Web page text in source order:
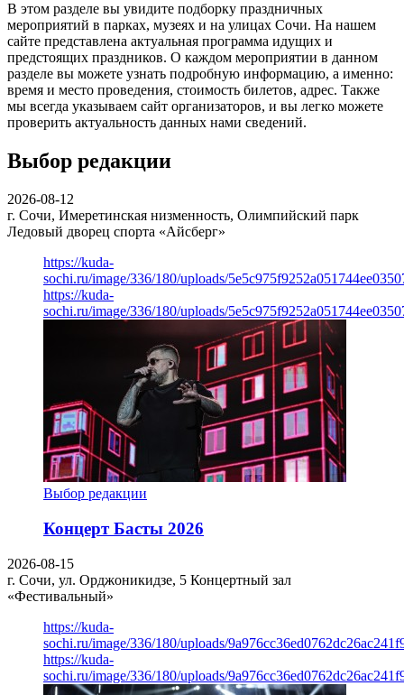
В этом разделе вы увидите подборку праздничных
мероприятий в парках, музеях и на улицах Сочи. На нашем
сайте представлена актуальная программа идущих и
предстоящих праздников. О каждом мероприятии в данном
разделе вы можете узнать подробную информацию, а именно:
время и место проведения, стоимость билетов, адрес. Также
мы всегда указываем сайт организаторов, и вы легко можете
проверить актуальность данных нами сведений.
Выбор редакции
2026-08-12
г. Сочи, Имеретинская низменность, Олимпийский парк
Ледовый дворец спорта «Айсберг»
https://kuda-
sochi.ru/image/336/180/uploads/
https://kuda-
sochi.ru/image/336/180/uploads/
Выбор редакции
Концерт Басты 2026
2026-08-15
г. Сочи, ул. Орджоникидзе, 5 Концертный зал
«Фестивальный»
https://kuda-
sochi.ru/image/336/180/uploads/
https://kuda-
sochi.ru/image/336/180/uploads/